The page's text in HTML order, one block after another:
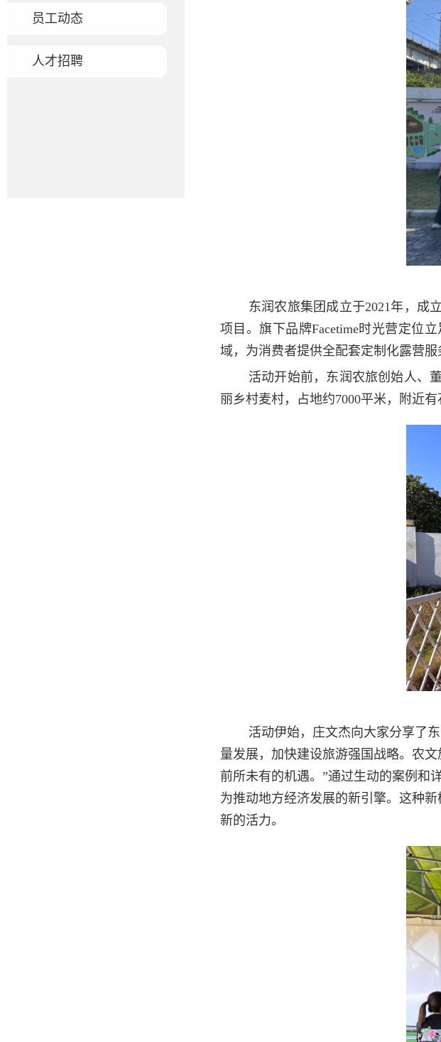
员工动态
人才招聘
东润农旅集团成立于2021年，成
项目。旗下品牌Facetime时光营定位
域，为消费者提供全配套定制化露营服
活动开始前，东润农旅创始人、
丽乡村麦村，占地约7000平米，附近
活动伊始，庄文杰向大家分享了
量发展，加快建设旅游强国战略。农
前所未有的机遇。”通过生动的案例和
为推动地方经济发展的新引擎。这种
新的活力。